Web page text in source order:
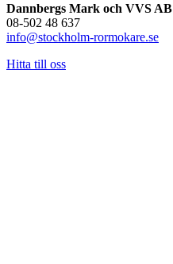
Dannbergs Mark och VVS AB
08-502 48 637
info@stockholm-rormokare.se
Hitta till oss